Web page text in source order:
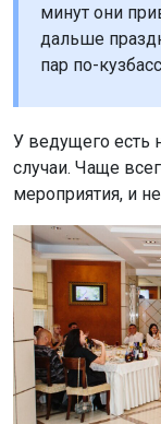
минут они
дальше
пар по-
У ведущего есть
случаи. Чаще
мероприятия, и